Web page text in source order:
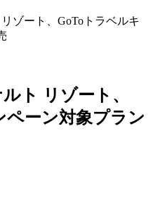
ゾート、GoToトラベルキ
ト リゾート、
ペーン対象プラン